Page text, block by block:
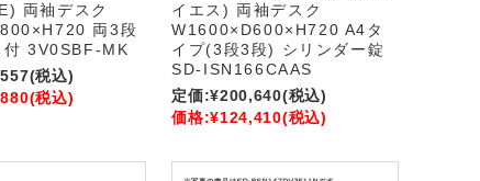
両袖デスク
両3段
付 3V0SBF-MK
(税込)
(税込)
イエス) 両袖デスク
W1600×D600×H720 A4タ
イプ(3段3段) シリンダー錠
SD-ISN166CAAS
定価:¥200,640(税込)
価格:¥124,410(税込)